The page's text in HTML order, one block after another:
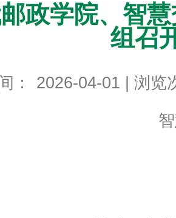
政学院、智
组召
： 2026-04-01 | 浏览